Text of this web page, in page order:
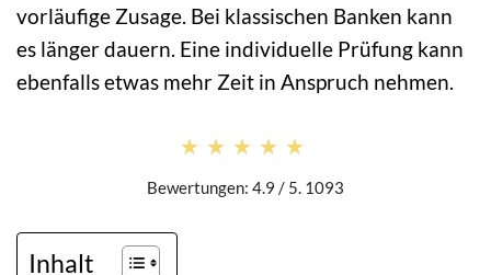
vorläufige Zusage. Bei klassischen Banken kann
es länger dauern. Eine individuelle Prüfung kann
ebenfalls etwas mehr Zeit in Anspruch nehmen.
★★★★★
★★★★★
Bewertungen: 4.9 / 5. 1093
Inhalt